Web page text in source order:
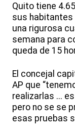
Quito tiene
sus habitantes
una rigurosa
semana para
queda de 15
El concejal
AP que
realizarlas ...
pero no se se
esas pruebas